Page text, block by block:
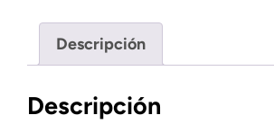
Descripción
Descripción